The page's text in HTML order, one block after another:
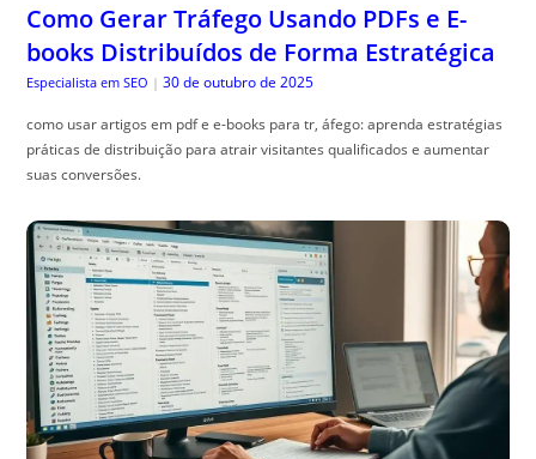
Como Gerar Tráfego Usando PDFs e E-
books Distribuídos de Forma Estratégica
Especialista em SEO | 30 de outubro de 2025
como usar artigos em pdf e e-books para tr, áfego: aprenda estratégias
práticas de distribuição para atrair visitantes qualificados e aumentar
suas conversões.